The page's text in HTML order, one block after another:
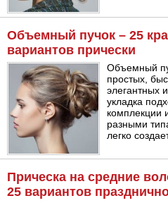
Объемный пучок – 25
вариантов прически
Объемный
простых,
элегантных
укладка
комплекции
разными
легко
Прическа на средние
25 вариантов